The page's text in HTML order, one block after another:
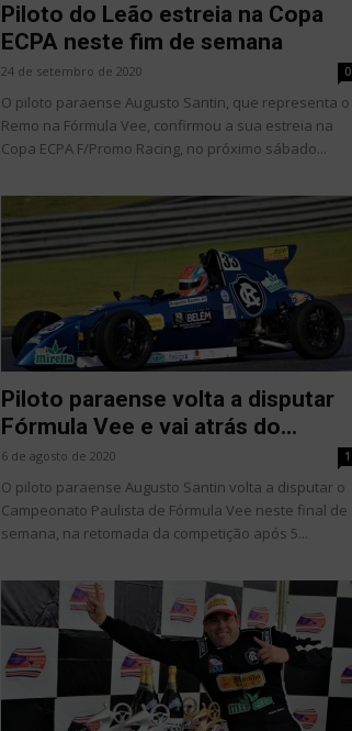
Piloto do Leão estreia na Copa
ECPA neste fim de semana
24 de setembro de 2020 0
O piloto paraense Augusto Santin, que representa o
Remo na Fórmula Vee, confirmou a sua estreia na
Copa ECPA F/Promo Racing, no próximo sábado...
Piloto paraense volta a disputar
Fórmula Vee e vai atrás do...
6 de agosto de 2020 1
O piloto paraense Augusto Santin volta a disputar o
Campeonato Paulista de Fórmula Vee neste final de
semana, na retomada da competição após 5...